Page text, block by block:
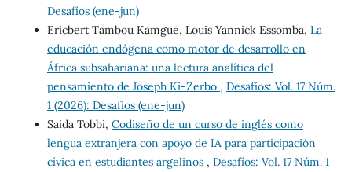
Desafíos (ene-jun)
Ericbert Tambou Kamgue, Louis Yannick Essomba, La
educación endógena como motor de desarrollo en
África subsahariana: una lectura analítica del
pensamiento de Joseph Ki-Zerbo , Desafíos: Vol. 17 Núm.
1 (2026): Desafíos (ene-jun)
Saida Tobbi, Codiseño de un curso de inglés como
lengua extranjera con apoyo de IA para participación
cívica en estudiantes argelinos , Desafíos: Vol. 17 Núm. 1